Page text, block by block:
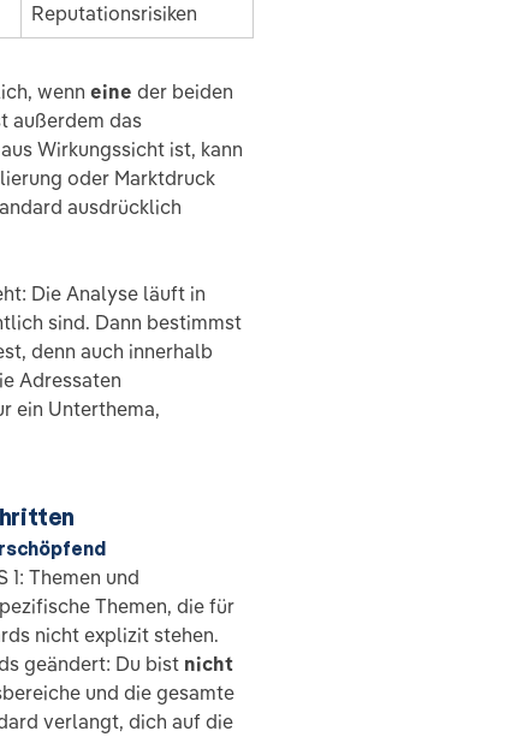
Reputationsrisiken
wenn eine der beiden
außerdem das
Wirkungssicht ist, kann
oder Marktdruck
ausdrücklich
Die Analyse läuft in
sind. Dann bestimmst
denn auch innerhalb
Adressaten
ein Unterthema,
1: Themen und
Themen, die für
nicht explizit stehen.
geändert: Du bist nicht
und die gesamte
verlangt, dich auf die